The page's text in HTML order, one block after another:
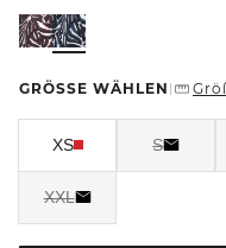
GRÖSSE WÄHLEN
XS S
XXL